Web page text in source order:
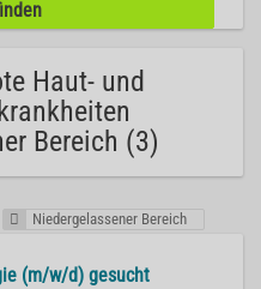
Haut- und
Bereich (3)
Niedergelassener Bereich
(m/w/d) gesucht